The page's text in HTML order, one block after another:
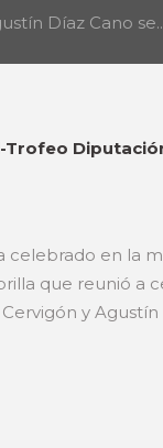
Díaz Cano
celebrado en la
que reunió a
y Agustín